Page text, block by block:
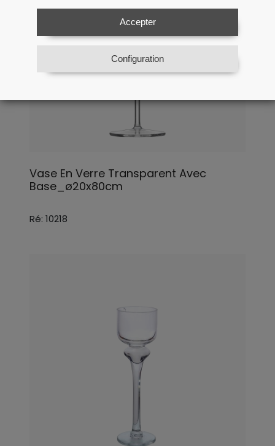
Accepter
Configuration
Vase En Verre Transparent Avec
Base_ø20x80cm
Ré: 10218